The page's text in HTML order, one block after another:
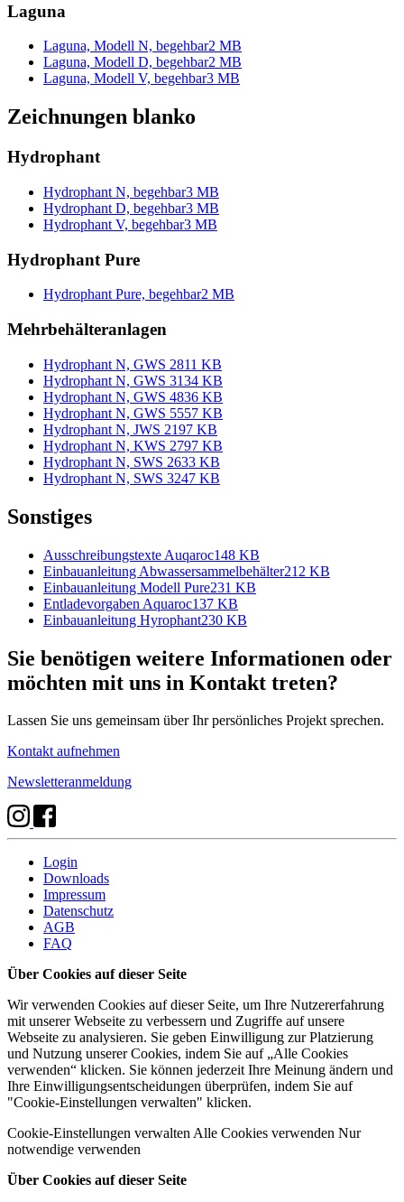
Laguna
Laguna, Modell N, begehbar2 MB
Laguna, Modell D, begehbar2 MB
Laguna, Modell V, begehbar3 MB
Zeichnungen blanko
Hydrophant
Hydrophant N, begehbar3 MB
Hydrophant D, begehbar3 MB
Hydrophant V, begehbar3 MB
Hydrophant Pure
Hydrophant Pure, begehbar2 MB
Mehrbehälteranlagen
Hydrophant N, GWS 2811 KB
Hydrophant N, GWS 3134 KB
Hydrophant N, GWS 4836 KB
Hydrophant N, GWS 5557 KB
Hydrophant N, JWS 2197 KB
Hydrophant N, KWS 2797 KB
Hydrophant N, SWS 2633 KB
Hydrophant N, SWS 3247 KB
Sonstiges
Ausschreibungstexte Auqaroc148 KB
Einbauanleitung Abwassersammelbehälter212 KB
Einbauanleitung Modell Pure231 KB
Entladevorgaben Aquaroc137 KB
Einbauanleitung Hyrophant230 KB
Sie benötigen weitere Informationen oder
möchten mit uns in Kontakt treten?
Lassen Sie uns gemeinsam über Ihr persönliches Projekt sprechen.
Kontakt aufnehmen
Newsletteranmeldung
Login
Downloads
Impressum
Datenschutz
AGB
FAQ
Über Cookies auf dieser Seite
Wir verwenden Cookies auf dieser Seite, um Ihre Nutzererfahrung
mit unserer Webseite zu verbessern und Zugriffe auf unsere
Webseite zu analysieren. Sie geben Einwilligung zur Platzierung
und Nutzung unserer Cookies, indem Sie auf „Alle Cookies
verwenden“ klicken. Sie können jederzeit Ihre Meinung ändern und
Ihre Einwilligungsentscheidungen überprüfen, indem Sie auf
"Cookie-Einstellungen verwalten" klicken.
Cookie-Einstellungen verwaltenAlle Cookies verwenden Nur
notwendige verwenden
Über Cookies auf dieser Seite